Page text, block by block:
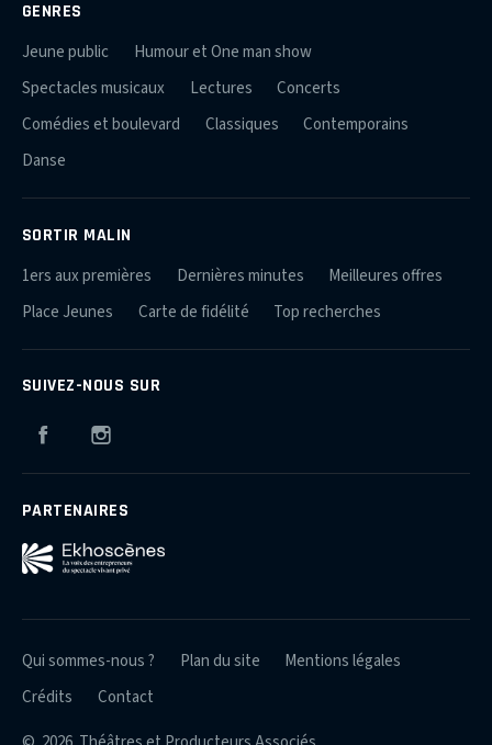
GENRES
Jeune public
Humour et One man show
Spectacles musicaux
Lectures
Concerts
Comédies et boulevard
Classiques
Contemporains
Danse
SORTIR MALIN
1ers aux premières Dernières minutes
Meilleures offres
Place Jeunes
Carte de fidélité Top recherches
SUIVEZ-NOUS SUR
Facebook
PARTENAIRES
Qui sommes-nous ? Plan du site
Mentions légales
Crédits
Contact